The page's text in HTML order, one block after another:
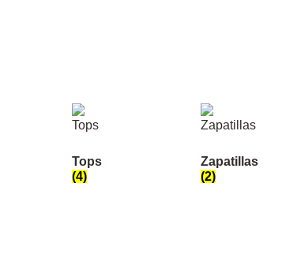
Tops
(4)
Zapatillas
(2)